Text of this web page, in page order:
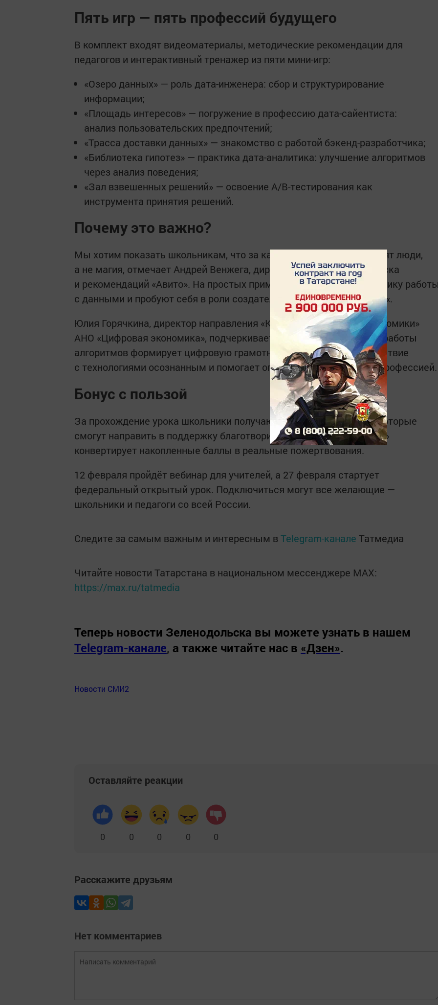
Пять игр — пять профессий будущего
В комплект входят видеоматериалы, методические рекомендации для
педагогов и интерактивный тренажер из пяти мини-игр:
«Озеро данных» — роль дата-инженера: сбор и структурирование
информации;
«Площадь интересов» — погружение в профессию дата-сайентиста:
анализ пользовательских предпочтений;
«Трасса доставки данных» — знакомство с работой бэкенд-разработчика;
«Библиотека гипотез» — практика дата-аналитика: улучшение алгоритмов
через анализ поведения;
«Зал взвешенных решений» — освоение A/B-тестирования как
инструмента принятия решений.
Почему это важно?
Мы хотим показать школьникам, что за каждым приложением стоят люди,
а не магия, отмечает Андрей Венжега, директор департамента поиска
и рекомендаций «Авито». На простых примерах дети осваивают логику
с данными и пробуют себя в роли создателей цифровых продуктов«.
Юлия Горячкина, директор направления «Кадры для цифровой экономики»
АНО «Цифровая экономика», подчеркивает: понимание принципов работы
алгоритмов формирует цифровую грамотность, делает взаимодействие
с технологиями осознанным и помогает определиться с будущей профессией.
Бонус с пользой
За прохождение урока школьники получают виртуальные баллы, которые
смогут направить в поддержку благотворительных фондов. «Авито»
конвертирует накопленные баллы в реальные пожертвования.
12 февраля пройдёт вебинар для учителей, а 27 февраля стартует
федеральный открытый урок. Подключиться могут все желающие —
школьники и педагоги со всей России.
Следите за самым важным и интересным в Telegram-канале Татмедиа
Читайте новости Татарстана в национальном мессенджере MАХ:
https://max.ru/tatmedia
Теперь новости Зеленодольска вы можете узнать в нашем
Telegram-канале, а также читайте нас в «Дзен».
Новости СМИ2
Оставляйте реакции
0 0 0 0 0
Расскажите друзьям
Нет комментариев